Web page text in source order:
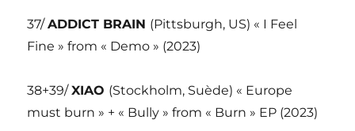
37/ADDICT BRAIN (Pittsburgh, US) « I Feel
Fine » from « Demo » (2023)
38+39/XIAO (Stockholm, Suède) « Europe
must burn » + « Bully » from « Burn » EP (2023)